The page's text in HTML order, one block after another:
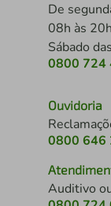
De
08h às
Sábado
0800 724
Ouvidoria
0800 646
Auditivo